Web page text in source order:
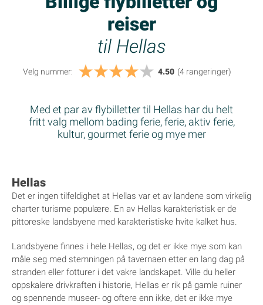
reiser
til Hellas
Velg nummer: 4.50 (4 rangeringer)
Med et par av flybilletter til Hellas har du helt
fritt valg mellom bading ferie, ferie, aktiv ferie,
kultur, gourmet ferie og mye mer
Hellas
Det er ingen tilfeldighet at Hellas var et av landene som virkelig
charter turisme populære. En av Hellas karakteristisk er de
pittoreske landsbyene med karakteristiske hvite kalket hus.
Landsbyene finnes i hele Hellas, og det er ikke mye som kan
måle seg med stemningen på tavernaen etter en lang dag på
stranden eller fotturer i det vakre landskapet. Ville du heller
oppskalere drivkraften i historie, Hellas er rik på gamle ruiner
og spennende museer- og oftere enn ikke, det er ikke mye